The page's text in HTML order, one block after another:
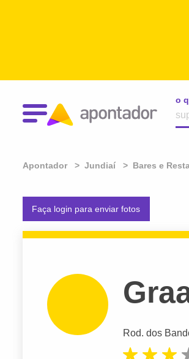
o
Apontador Jundiaí Bares e
Faça login para enviar fotos
Rod. dos